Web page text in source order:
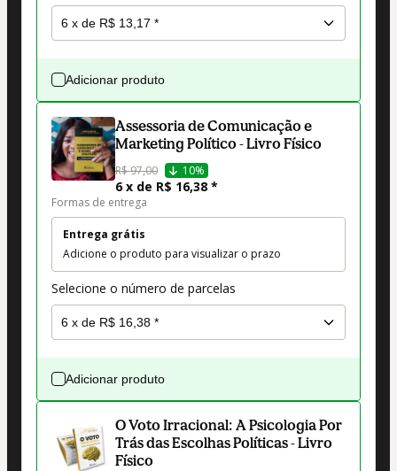
Adicionar produto
Assessoria de Comunicação e
Marketing Político - Livro Físico
R$ 97,00 10%
6 x de R$ 16,38 *
Formas de entrega
Entrega grátis
Adicione o produto para visualizar o prazo
Selecione o número de parcelas
Adicionar produto
O Voto Irracional: A Psicologia Por
Trás das Escolhas Políticas - Livro
Físico